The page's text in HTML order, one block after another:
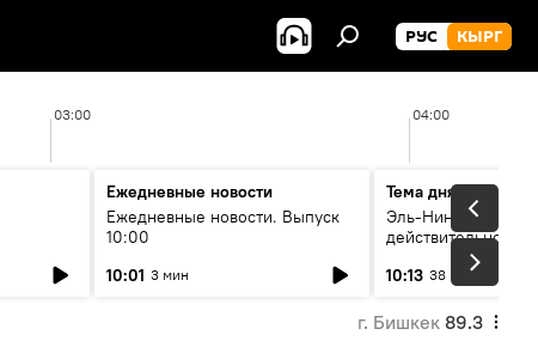
РУС КЫРГ
03:00 04:00
Ежедневные новости
Ежедневные новости. Выпуск
10:00
10:01 3 мин
Тема дня
Эль-Ниньо, жара и
действительно
погоду в
10:13 38 мин
г. Бишкек 89.3